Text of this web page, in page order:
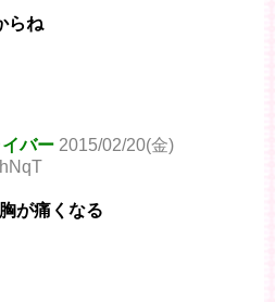
らね
バー 2015/02/20(金)
が痛くなる